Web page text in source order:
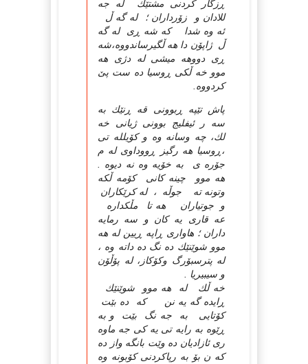
ڕزگار كردنی مشتێك له جه
للادان و زۆرداران ؛ له گه ڵ
ئه وه شدا كه شه ڕی له گه
ڵ ژاپۆن دا هه ڵگیرساندووه،شه
ڕی دووهه میشی له دژی هه
موو خه ڵكی ڕوسیا ده ست پێ
كردووه.
پاش تێپه ڕبوونی قه ڕنێك به
سه ر ئیفلیج بوونی ژیانی خه
لك، چه وسانه وه و كۆیلله تی
،ڕوسیا هه رگیز ڕووداوی له م
جۆره ی به خۆیه وه نه دیوه .
هه موو چینه كانی كۆمه ڵكه
وتونه ته جوڵه ، له كرێكاران
و جوتیاران هه تا مڵكداره
عه قاری یه كان و سه رمایه
داران ؛ هاواری ڕاپه ڕیین له هه
موو شوێنێك ده نگ ده داته وه ،
له پترسبۆرگ وكۆكاز، له پۆڵۆن
و سیبیریا .
خه ڵك له هه موو شوێنێك
ڕایده گه یه نن كه ده بێت
كۆتایی به جه نگ بێت و به
ڕێوه به رایه تی یه كی جه ماوه
ری ئازادیان ده وێت بانگه واز ده
كه ن بۆ به رپاكردنی كۆبونه وه